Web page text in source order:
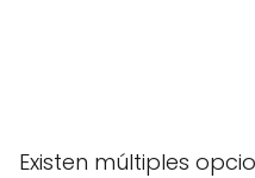
Existen múltiples